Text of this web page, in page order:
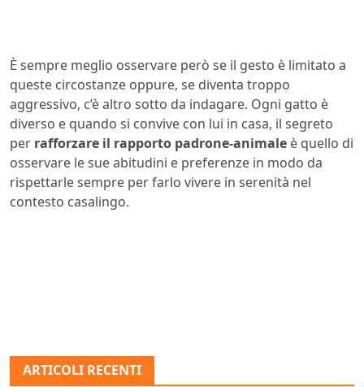
È sempre meglio osservare però se il gesto è limitato a
queste circostanze oppure, se diventa troppo
aggressivo, c’è altro sotto da indagare. Ogni gatto è
diverso e quando si convive con lui in casa, il segreto
per rafforzare il rapporto padrone-animale è quello di
osservare le sue abitudini e preferenze in modo da
rispettarle sempre per farlo vivere in serenità nel
contesto casalingo.
ARTICOLI RECENTI